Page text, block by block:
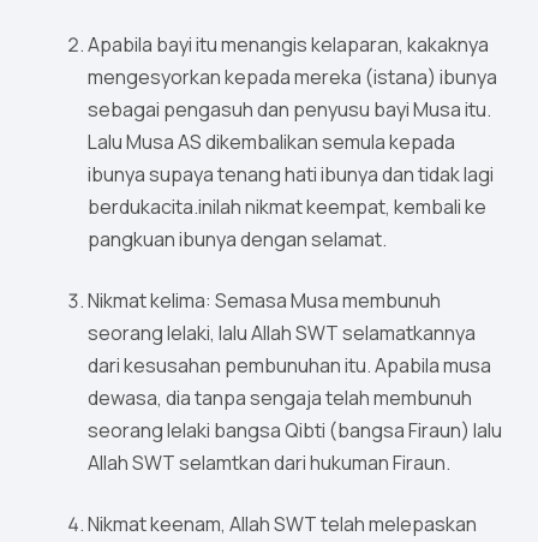
Apabila bayi itu menangis kelaparan, kakaknya
mengesyorkan kepada mereka (istana) ibunya
sebagai pengasuh dan penyusu bayi Musa itu.
Lalu Musa AS dikembalikan semula kepada
ibunya supaya tenang hati ibunya dan tidak lagi
berdukacita.inilah nikmat keempat, kembali ke
pangkuan ibunya dengan selamat.
Nikmat kelima: Semasa Musa membunuh
seorang lelaki, lalu Allah SWT selamatkannya
dari kesusahan pembunuhan itu. Apabila musa
dewasa, dia tanpa sengaja telah membunuh
seorang lelaki bangsa Qibti (bangsa Firaun) lalu
Allah SWT selamtkan dari hukuman Firaun.
Nikmat keenam, Allah SWT telah melepaskan